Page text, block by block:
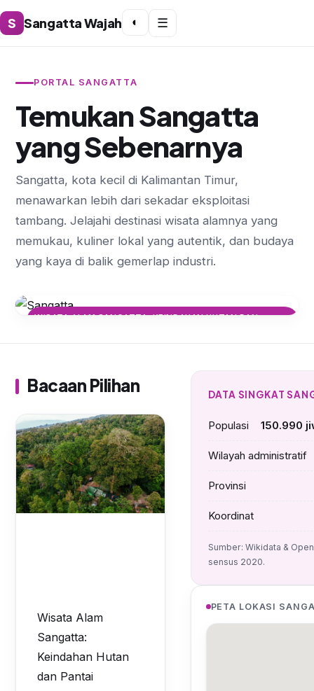
S Sangatta Wajah ◐ ☰
PORTAL SANGATTA
Temukan Sangatta
yang Sebenarnya
Sangatta, kota kecil di Kalimantan Timur,
menawarkan lebih dari sekadar eksploitasi
tambang. Jelajahi destinasi wisata alamnya yang
memukau, kuliner lokal yang autentik, dan budaya
yang kaya di balik gemerlap industri.
WISATA ALAM SANGATTA: KEINDAHAN HUTAN DAN
hingga Pantai Tersembunyi
Bacaan Pilihan
Wisata Alam
Sangatta:
Keindahan Hutan
dan Pantai
DATA SINGKAT
Populasi 150.990
Wilayah administratif
Provinsi
Koordinat
Sumber: Wikidata &
sensus 2020.
PETA LOKASI